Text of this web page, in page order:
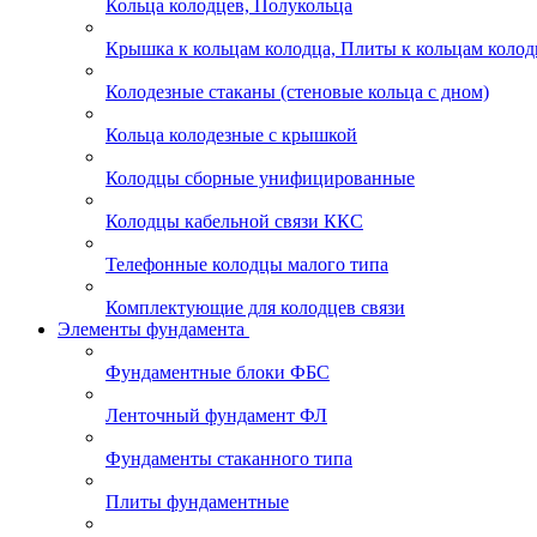
Кольца колодцев, Полукольца
Крышка к кольцам колодца, Плиты к кольцам
Колодезные стаканы (стеновые кольца с дном)
Кольца колодезные с крышкой
Колодцы сборные унифицированные
Колодцы кабельной связи ККС
Телефонные колодцы малого типа
Комплектующие для колодцев связи
Элементы фундамента
Фундаментные блоки ФБС
Ленточный фундамент ФЛ
Фундаменты стаканного типа
Плиты фундаментные